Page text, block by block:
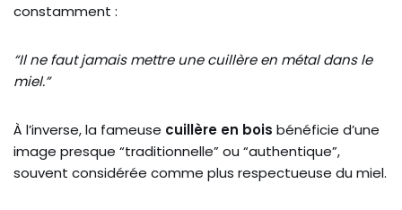
constamment :
“Il ne faut jamais mettre une cuillère en métal dans le
miel.”
À l’inverse, la fameuse cuillère en bois bénéficie d’une
image presque “traditionnelle” ou “authentique”,
souvent considérée comme plus respectueuse du miel.